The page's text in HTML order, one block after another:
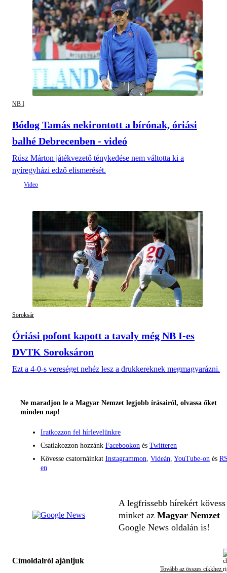
NB I
Bódog Tamás nekirontott a bírónak, óriási
balhé Debrecenben - videó
Rúsz Márton játékvezető ténykedése nem váltotta ki a
nyíregyházi edző elismerését.
Soroksár
Óriási pofont kapott a tavaly még NB I-es
DVTK Soroksáron
Ezt a 4-0-s vereséget nehéz lesz a drukkereknek megmagyarázni.
Ne maradjon le a Magyar Nemzet legjobb írásairól, olvassa őket
minden nap!
Iratkozzon fel hírlevelünkre
Csatlakozzon hozzánk Facebookon és Twitteren
Kövesse csatornáinkat Instagrammon Videán YouTube-on és
en
A legfrissebb hírekért kövess
minket az Magyar Nemzet
Google News oldalán is!
Címoldalról ajánljuk
Tovább az összes cikkhez